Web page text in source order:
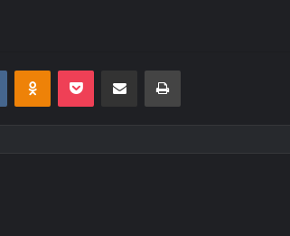
VKontakteOdnoklassniki
Pocket E-Posta ile paylaş Yazdır